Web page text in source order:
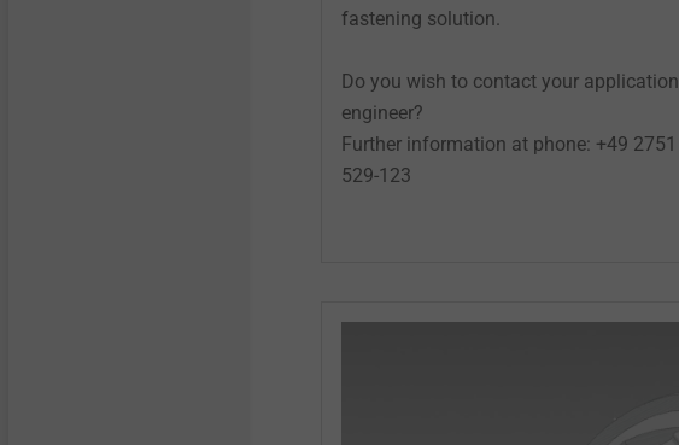
fastening solution.
Do you wish to contact your application
engineer?
Further information at phone: +49 2751
529-123